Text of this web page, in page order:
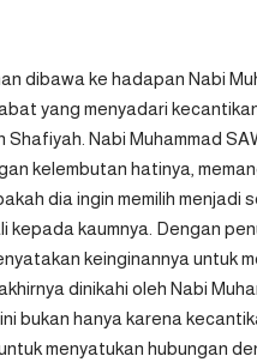
dibawa ke hadapan Nabi
yang menyadari
Shafiyah. Nabi Muhammad
kelembutan hatinya,
dia ingin memilih menjadi
kepada kaumnya. Dengan
keinginannya untuk
dinikahi oleh Nabi
bukan hanya karena
menyatukan hubungan